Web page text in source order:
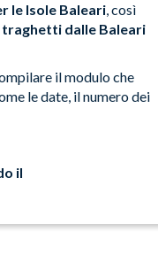
le Isole Baleari, così
traghetti dalle Baleari
il modulo che
le date, il numero dei
il